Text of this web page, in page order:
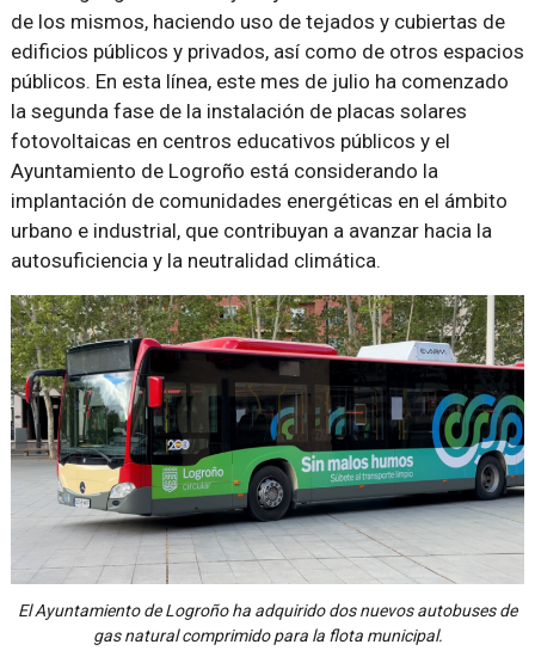
de los mismos, haciendo uso de tejados y cubiertas de
edificios públicos y privados, así como de otros espacios
públicos. En esta línea, este mes de julio ha comenzado
la segunda fase de la instalación de placas solares
fotovoltaicas en centros educativos públicos y el
Ayuntamiento de Logroño está considerando la
implantación de comunidades energéticas en el ámbito
urbano e industrial, que contribuyan a avanzar hacia la
autosuficiencia y la neutralidad climática.
El Ayuntamiento de Logroño ha adquirido dos nuevos autobuses de
gas natural comprimido para la flota municipal.